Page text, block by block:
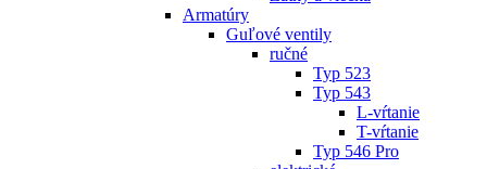
Armatúry
Guľové ventily
ručné
Typ 523
Typ 543
L-vŕtanie
T-vŕtanie
Typ 546 Pro